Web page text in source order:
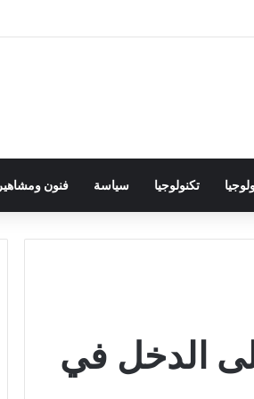
تكنولوجيا سياسة فنون ومشاهير
الدخل في